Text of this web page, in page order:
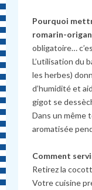
Pourquoi
romarin-
obligatoire…
L’utilisation du
les herbes)
d’humidité et
gigot se
Dans un même
aromatisée
Comment
Retirez la
Votre cuisine